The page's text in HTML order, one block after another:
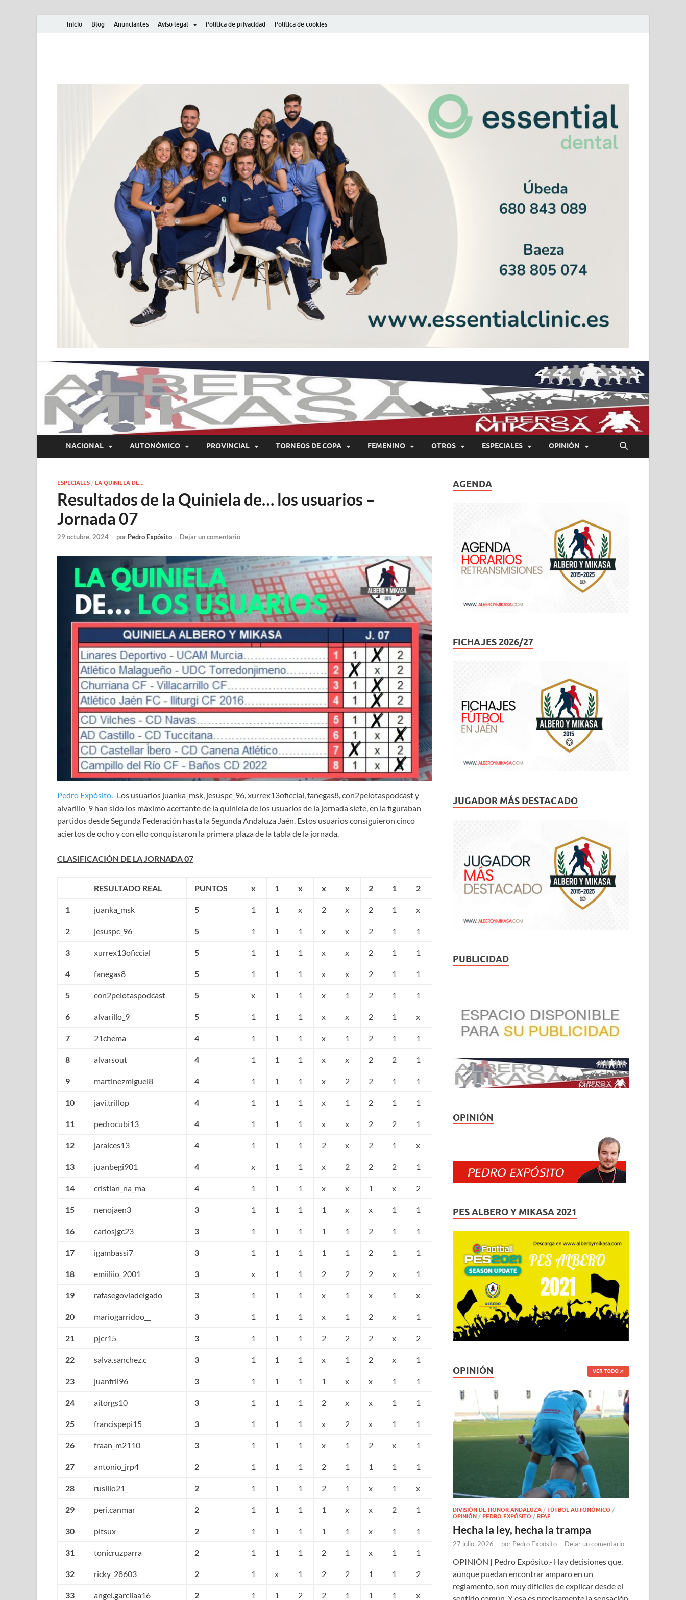
Inicio Blog Anunciantes Aviso legal Política de privacidad Política de cookies
NACIONAL AUTONÓMICO PROVINCIAL TORNEOS DE COPA FEMENINO OTROS ESPECIALES OPINIÓN
ESPECIALES / LA QUINIELA DE...
Resultados de la Quiniela de… los usuarios –
Jornada 07
29 octubre, 2024 - por Pedro Expósito - Dejar un comentario
Pedro Expósito.- Los usuarios juanka_msk, jesuspc_96, xurrex13oficcial, fanegas8, con2pelotaspodcast y
alvarillo_9 han sido los máximo acertante de la quiniela de los usuarios de la jornada siete, en la figuraban
partidos desde Segunda Federación hasta la Segunda Andaluza Jaén. Estos usuarios consiguieron cinco
aciertos de ocho y con ello conquistaron la primera plaza de la tabla de la jornada.
CLASIFICACIÓN DE LA JORNADA 07
RESULTADO REAL PUNTOS x 1 x x x 2 1 2
1 juanka_msk 5 1 1 x 2 x 2 1 x
2 jesuspc_96 5 1 1 1 x x 2 1 1
3 xurrex13oficcial 5 1 1 1 x x 2 1 1
4 fanegas8 5 1 1 1 x x 2 1 1
5 con2pelotaspodcast 5 x 1 1 x 1 2 1 1
6 alvarillo_9 5 1 1 1 x x 2 1 x
7 21chema 4 1 1 1 x 1 2 1 1
8 alvarsout 4 1 1 1 x x 2 2 1
9 martinezmiguel8 4 1 1 1 x 2 2 1 1
10 javi.trillop 4 1 1 1 x 1 2 1 1
11 pedrocubi13 4 1 1 1 x x 2 2 1
12 jaraices13 4 1 1 1 2 x 2 1 x
13 juanbegi901 4 x 1 1 x 2 2 2 1
14 cristian_na_ma 4 1 1 1 x x 1 x 2
15 nenojaen3 3 1 1 1 1 x x 1 1
16 carlosjgc23 3 1 1 1 1 1 2 1 1
17 igambassi7 3 1 1 1 1 1 2 1 1
18 emiiliio_2001 3 x 1 1 2 2 2 x 1
19 rafasegoviadelgado 3 1 1 1 x 1 x 1 x
20 mariogarridoo__ 3 1 1 1 x 1 2 x 1
21 pjcr15 3 1 1 1 2 2 2 x 2
22 salva.sanchez.c 3 1 1 1 x 1 2 x 1
23 juanfrii96 3 1 1 1 1 x x 1 1
24 aitorgs10 3 1 1 1 2 x x 1 1
25 francispepi15 3 1 1 1 x 2 x 1 1
26 fraan_m2110 3 1 1 1 x 1 2 x 1
27 antonio_jrp4 2 1 1 1 2 1 1 1 1
28 rusillo21_ 2 1 1 1 2 1 x 1 x
29 peri.canmar 2 1 1 1 1 x x 2 1
30 pitsux 2 1 1 1 1 1 x 1 1
31 tonicruzparra 2 1 1 1 2 1 x 1 1
32 ricky_28603 2 1 x 1 2 2 1 1 2
33 angel.garciiaa16 2 1 1 2 2 1 1 1 x
AGENDA
FICHAJES 2026/27
JUGADOR MÁS DESTACADO
PUBLICIDAD
OPINIÓN
PES ALBERO Y MIKASA 2021
OPINIÓN VER TODO
DIVISIÓN DE HONOR ANDALUZA /FÚTBOL AUTONÓMICO /
OPINIÓN /PEDRO EXPÓSITO /RFAF
Hecha la ley, hecha la trampa
27 julio, 2026 - por Pedro Expósito - Dejar un comentario
OPINIÓN | Pedro Expósito.- Hay decisiones que,
aunque puedan encontrar amparo en un
reglamento, son muy difíciles de explicar desde el
sentido común. Y esa es precisamente la sensación